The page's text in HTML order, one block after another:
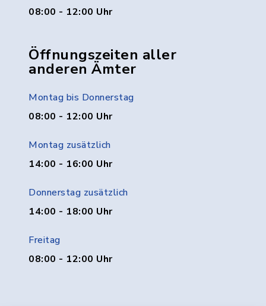
08:00 - 12:00 Uhr
Öffnungszeiten aller
anderen Ämter
Montag bis Donnerstag
08:00 - 12:00 Uhr
Montag zusätzlich
14:00 - 16:00 Uhr
Donnerstag zusätzlich
14:00 - 18:00 Uhr
Freitag
08:00 - 12:00 Uhr